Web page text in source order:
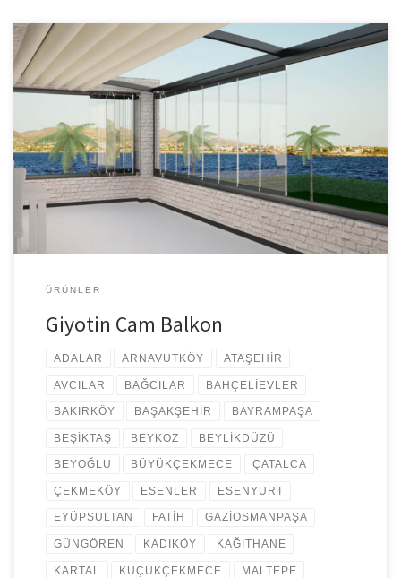
Giyotin Cam Balkon Cam balkon sistemleri ile yaşam alanlarınızı
daha kullanışlı bir hale getirebilirsiniz. Her daim ev veya iş
yerleriniz için profesyonel çözümler istiyorsanız cam balkon
sistemlerini önermekteyiz. Daha iyi bir sonuç elde etmek için
yaptırmak istediğiniz cam balkonun teknik özelliklerini bilmeli ve
bu konuda tecrübeli firmaları tercih etmelisiniz. İstanbul da […]
ÜRÜNLER
Giyotin Cam Balkon
ADALAR ARNAVUTKÖY ATAŞEHİR
AVCILAR BAĞCILAR BAHÇELİEVLER
BAKIRKÖY BAŞAKŞEHİR BAYRAMPAŞA
BEŞİKTAŞ BEYKOZ BEYLİKDÜZÜ
BEYOĞLU BÜYÜKÇEKMECE ÇATALCA
ÇEKMEKÖY ESENLER ESENYURT
EYÜPSULTAN FATİH GAZİOSMANPAŞA
GÜNGÖREN KADIKÖY KAĞITHANE
KARTAL KÜÇÜKÇEKMECE MALTEPE